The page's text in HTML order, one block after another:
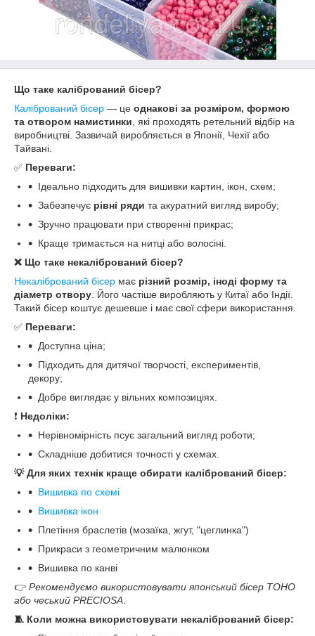
Що таке калібрований бісер?
Калібрований бісер — це однакові за розміром, формою
та отвором намистинки , які проходять ретельний відбір на
виробництві. Зазвичай виробляється в Японії, Чехії або
Тайвані.
✅ Переваги:
Ідеально підходить для вишивки картин, ікон, схем;
Забезпечує рівні ряди та акуратний вигляд виробу;
Зручно працювати при створенні прикрас;
Краще тримається на нитці або волосіні.
❌ Що таке некалібрований бісер?
Некалібрований бісер має різний розмір, іноді форму та
діаметр отвору . Його частіше виробляють у Китаї або Індії.
Такий бісер коштує дешевше і має свої сфери використання.
✅ Переваги:
Доступна ціна;
Підходить для дитячої творчості, експериментів,
декору;
Добре виглядає у вільних композиціях.
❗ Недоліки:
Нерівномірність псує загальний вигляд роботи;
Складніше добитися точності у схемах.
💡Для яких технік краще обирати калібрований бісер:
Вишивка по схемі
Вишивка ікон
Плетіння браслетів (мозаїка, жгут, "цеглинка")
Прикраси з геометричним малюнком
Вишивка по канві
👉 Рекомендуємо використовувати японський бісер TOHO
або чеський PRECIOSA
🧵 Коли можна використовувати некалібрований бісер: